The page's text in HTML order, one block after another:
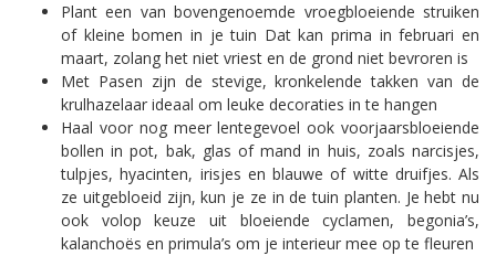
Plant een van bovengenoemde vroegbloeiende struiken
of kleine bomen in je tuin Dat kan prima in februari en
maart, zolang het niet vriest en de grond niet bevroren is
Met Pasen zijn de stevige, kronkelende takken van de
krulhazelaar ideaal om leuke decoraties in te hangen
Haal voor nog meer lentegevoel ook voorjaarsbloeiende
bollen in pot, bak, glas of mand in huis, zoals narcisjes,
tulpjes, hyacinten, irisjes en blauwe of witte druifjes. Als
ze uitgebloeid zijn, kun je ze in de tuin planten. Je hebt nu
ook volop keuze uit bloeiende cyclamen, begonia’s,
kalanchoës en primula’s om je interieur mee op te fleuren